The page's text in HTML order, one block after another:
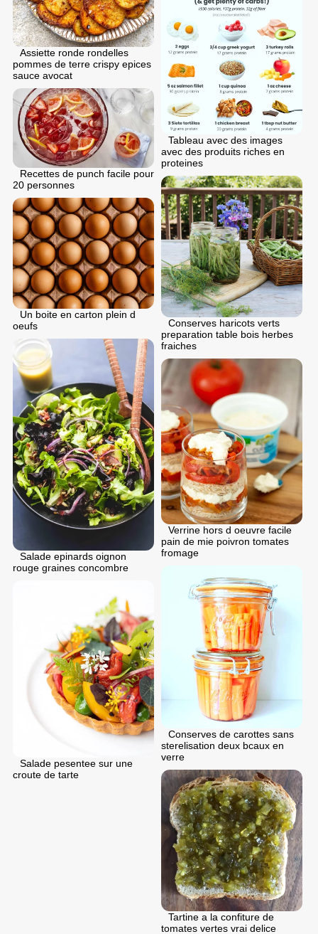
Assiette ronde rondelles
pommes de terre crispy epices
sauce avocat
Tableau avec des images
avec des produits riches en
proteines
Recettes de punch facile pour
20 personnes
Conserves haricots verts
preparation table bois herbes
fraiches
Un boite en carton plein d
oeufs
Salade epinards oignon
rouge graines concombre
Verrine hors d oeuvre facile
pain de mie poivron tomates
fromage
Conserves de carottes sans
sterelisation deux bcaux en
verre
Salade pesentee sur une
croute de tarte
Tartine a la confiture de
tomates vertes vrai delice